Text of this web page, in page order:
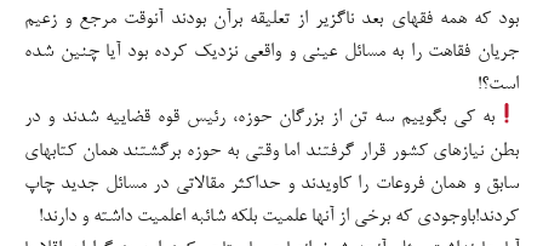
بود که همه فقهای بعد ناگزیر از تعلیقه برآن بودند آنوقت مرجع و زعیم
جریان فقاهت را به مسائل عینی و واقعی نزدیک کرده بود آیا چنین شده
است؟!
به کی بگوییم سه تن از بزرگان حوزه، رئیس قوه قضاییه شدند و در
بطن نیازهای کشور قرار گرفتند اما وقتی به حوزه برگشتند همان کتابهای
سابق و همان فروعات را کاویدند و حداکثر مقالاتی در مسائل جدید چاپ
کردند!باوجودی که برخی از آنها علمیت بلکه شائبه اعلمیت داشته و دارند!